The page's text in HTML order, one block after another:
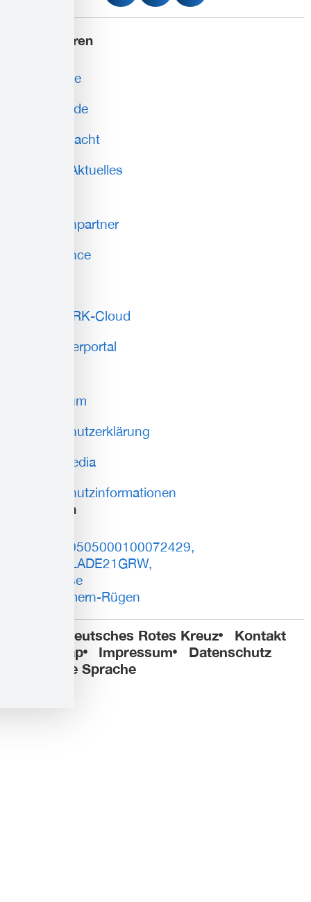
Informieren
Erste Hilfe
Blutspende
Wasserwacht
News & Aktuelles
Ansprechpartner
Compliance
Lokale DRK-Cloud
Mitarbeiterportal
Impressum
Datenschutzerklärung
Social Media
Datenschutzinformationen
Spenden
DE93150505000100072429,
BIC: NOLADE21GRW,
Sparkasse
Vorpommern-Rügen
© 2025 Deutsches Rotes Kreuz
Kontakt
Sitemap
Impressum
Datenschutz
Leichte Sprache